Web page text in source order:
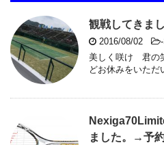
観戦してきま
2016/08/02 -
美しく咲け 君の
どお休みをいただ
ました。→予